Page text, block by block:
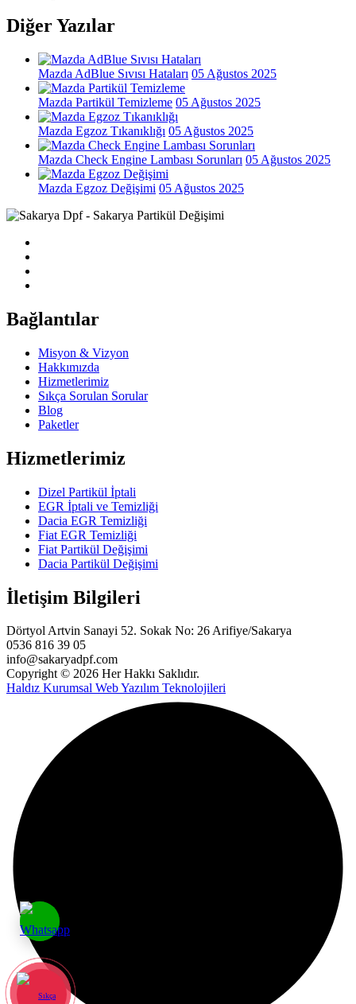
Diğer Yazılar
Mazda AdBlue Sıvısı Hataları 05 Ağustos 2025
Mazda Partikül Temizleme 05 Ağustos 2025
Mazda Egzoz Tıkanıklığı 05 Ağustos 2025
Mazda Check Engine Lambası Sorunları 05 Ağustos 2025
Mazda Egzoz Değişimi 05 Ağustos 2025
Bağlantılar
Misyon & Vizyon
Hakkımızda
Hizmetlerimiz
Sıkça Sorulan Sorular
Blog
Paketler
Hizmetlerimiz
Dizel Partikül İptali
EGR İptali ve Temizliği
Dacia EGR Temizliği
Fiat EGR Temizliği
Fiat Partikül Değişimi
Dacia Partikül Değişimi
İletişim Bilgileri
Dörtyol Artvin Sanayi 52. Sokak No: 26 Arifiye/Sakarya
0536 816 39 05
info@sakaryadpf.com
Copyright © 2026 Her Hakkı Saklıdır.
Haldız Kurumsal Web Yazılım Teknolojileri